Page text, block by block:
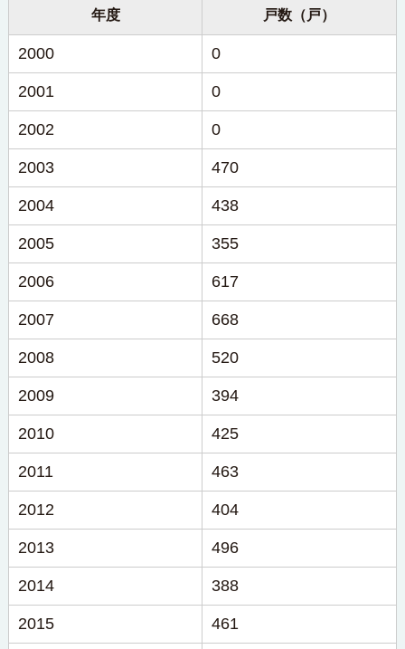
年度 戸数（戸）
2000 0
2001 0
2002 0
2003 470
2004 438
2005 355
2006 617
2007 668
2008 520
2009 394
2010 425
2011 463
2012 404
2013 496
2014 388
2015 461